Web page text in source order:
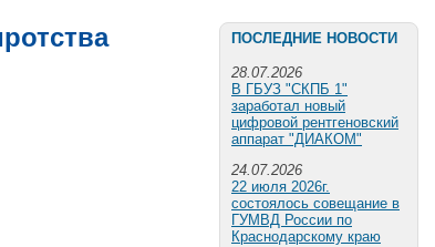
ПОСЛЕДНИЕ НОВОСТИ
28.07.2026
В ГБУЗ "СКПБ 1"
заработал новый
цифровой рентгеновский
аппарат "ДИАКОМ"
24.07.2026
22 июля 2026г.
состоялось совещание в
ГУМВД России по
Краснодарскому краю